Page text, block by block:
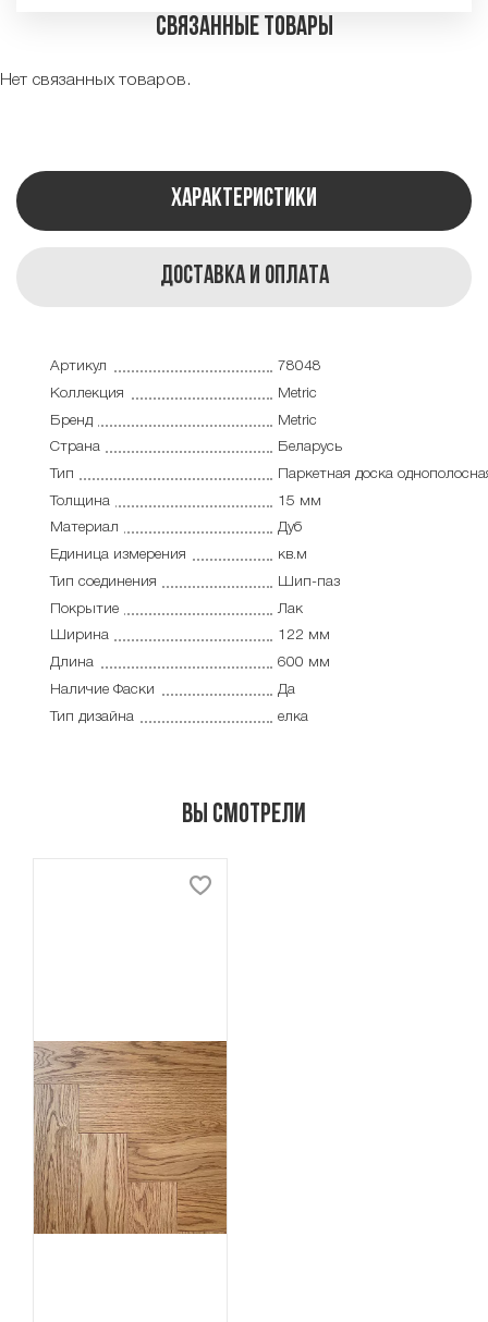
Связанные товары
Нет связанных товаров.
Характеристики
Доставка и оплата
Артикул
78048
Коллекция
Metric
Бренд
Metric
Страна
Беларусь
Тип
Паркетная доска
Толщина
15 мм
Материал
Дуб
Единица измерения
кв.м
Тип соединения
Шип-паз
Покрытие
Лак
Ширина
122 мм
Длина
600 мм
Наличие Фаски
Да
Тип дизайна
елка
Вы смотрели